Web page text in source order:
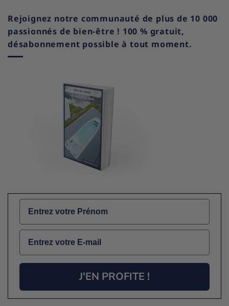
Rejoignez notre communauté de plus de 10 000
passionnés de bien-être ! 100 % gratuit,
désabonnement possible à tout moment.
Name
Email
J'EN PROFITE !